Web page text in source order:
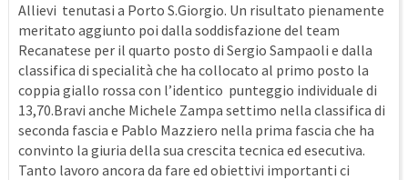
Allievi tenutasi a Porto S.Giorgio. Un risultato pienamente
meritato aggiunto poi dalla soddisfazione del team
Recanatese per il quarto posto di Sergio Sampaoli e dalla
classifica di specialità che ha collocato al primo posto la
coppia giallo rossa con l’identico punteggio individuale di
13,70.Bravi anche Michele Zampa settimo nella classifica di
seconda fascia e Pablo Mazziero nella prima fascia che ha
convinto la giuria della sua crescita tecnica ed esecutiva.
Tanto lavoro ancora da fare ed obiettivi importanti ci